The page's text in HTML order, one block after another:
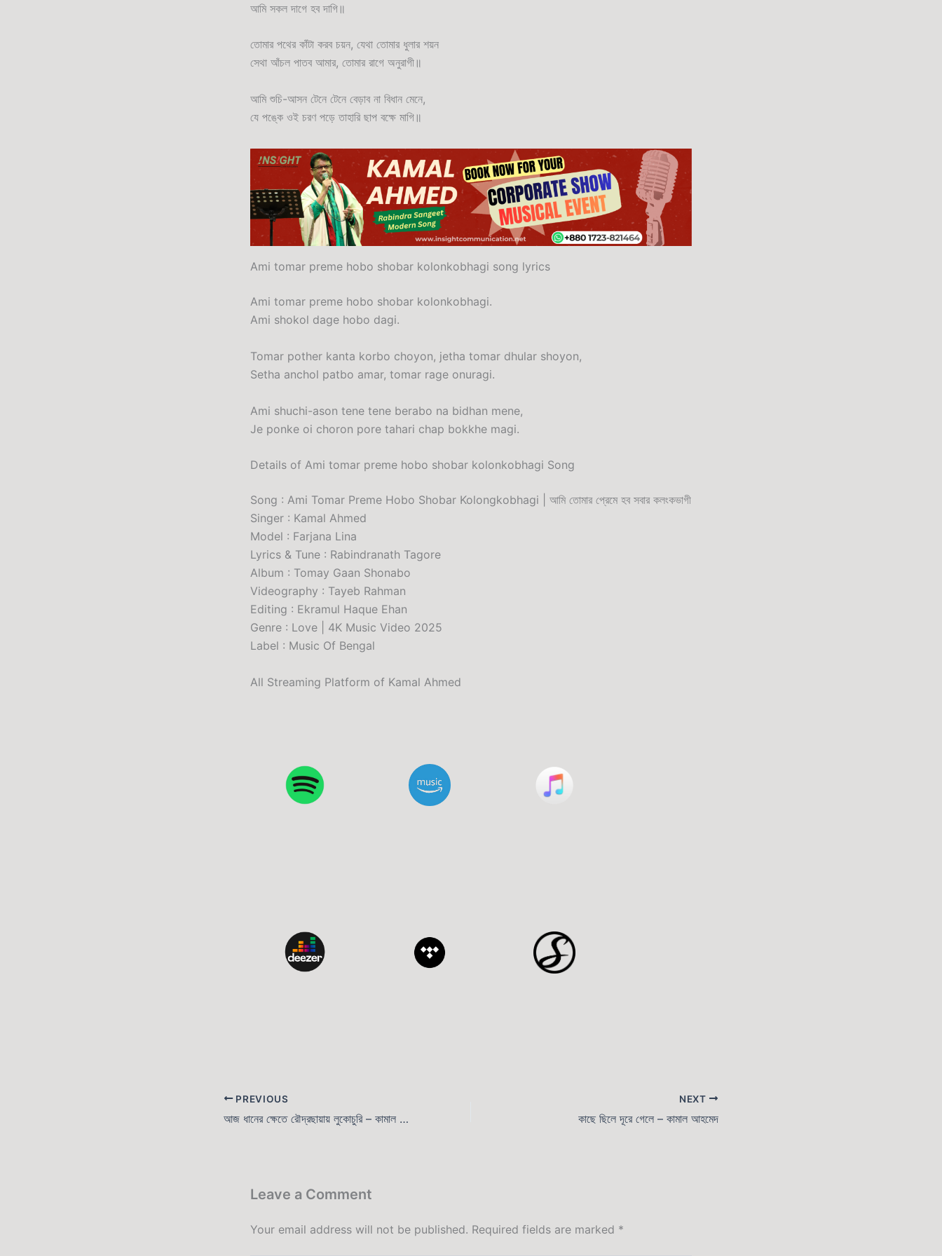
আমি সকল দাগে হব দাগি॥
তোমার পথের কাঁটা করব চয়ন, যেথা তোমার ধুলার শয়ন
সেথা আঁচল পাতব আমার, তোমার রাগে অনুরাগী॥
আমি শুচি-আসন টেনে টেনে বেড়াব না বিধান মেনে,
যে পঙ্কে ওই চরণ পড়ে তাহারি ছাপ বক্ষে মাগি॥
Ami tomar preme hobo shobar kolonkobhagi song lyrics
Ami tomar preme hobo shobar kolonkobhagi.
Ami shokol dage hobo dagi.
Tomar pother kanta korbo choyon, jetha tomar dhular shoyon,
Setha anchol patbo amar, tomar rage onuragi.
Ami shuchi-ason tene tene berabo na bidhan mene,
Je ponke oi choron pore tahari chap bokkhe magi.
Details of Ami tomar preme hobo shobar kolonkobhagi Song
Song : Ami Tomar Preme Hobo Shobar Kolongkobhagi | আমি তোমার প্রেমে হব সবার কলংকভাগী
Singer : Kamal Ahmed
Model : Farjana Lina
Lyrics & Tune : Rabindranath Tagore
Album : Tomay Gaan Shonabo
Videography : Tayeb Rahman
Editing : Ekramul Haque Ehan
Genre : Love | 4K Music Video 2025
Label : Music Of Bengal
All Streaming Platform of Kamal Ahmed
PREVIOUS
আজ ধানের ক্ষেতে রৌদ্রছায়ায় লুকোচুরি – কামাল আহমেদ
NEXT
কাছে ছিলে দূরে গেলে – কামাল আহমেদ
Leave a Comment
Your email address will not be published. Required fields are marked *